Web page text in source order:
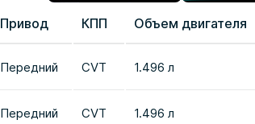
Привод КПП Объем двигателя
Передний CVT 1.496 л
Передний CVT 1.496 л